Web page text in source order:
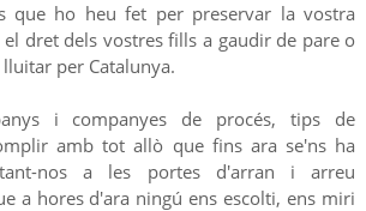
que ho heu fet per preservar la vostra
dret dels vostres fills a gaudir de pare o
per Catalunya.
i companyes de procés, tips de
amb tot allò que fins ara se'ns ha
nos a les portes d'arran i arreu
a hores d'ara ningú ens escolti, ens miri